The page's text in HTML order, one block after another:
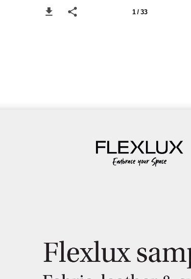
1 / 33